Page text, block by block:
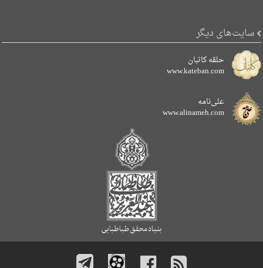
سایت‌های دیگر
حلقه کاتبان
www.kateban.com
علی‌نامه
www.alinameh.com